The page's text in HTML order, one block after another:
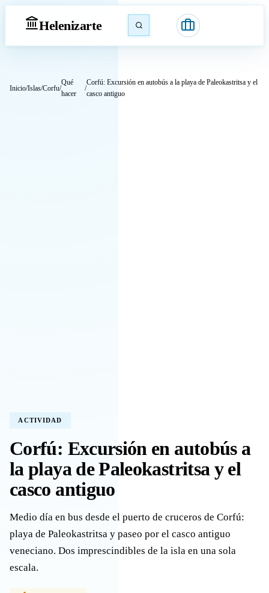
Helenizarte
Inicio/Islas/Corfu/
Qué
hacer
/
Corfú: Excursión en autobús a la playa de Paleokastritsa y el
casco antiguo
ACTIVIDAD
Corfú: Excursión en autobús a
la playa de Paleokastritsa y el
casco antiguo
Medio día en bus desde el puerto de cruceros de Corfú:
playa de Paleokastritsa y paseo por el casco antiguo
veneciano. Dos imprescindibles de la isla en una sola
escala.